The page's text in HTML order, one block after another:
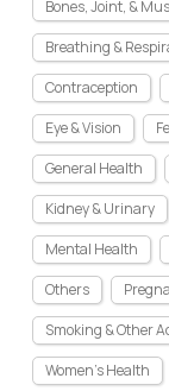
Bones, Joint, &
Breathing &
Contraception
Eye & Vision
General Health
Kidney & Urinary
Mental Health
Others
Smoking & Other
Women's Health